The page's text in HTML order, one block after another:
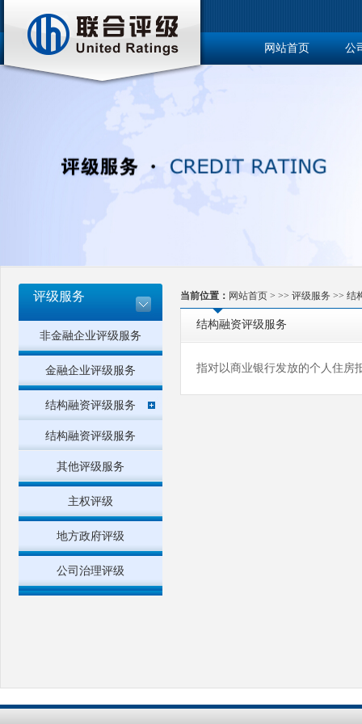
网站首页 公
评级服务
非金融企业评级服务
金融企业评级服务
结构融资评级服务
结构融资评级服务
其他评级服务
主权评级
地方政府评级
公司治理评级
当前位置： 网站首页 > >> 评级服务 >> 结
结构融资评级服务
指对以商业银行发放的个人住房